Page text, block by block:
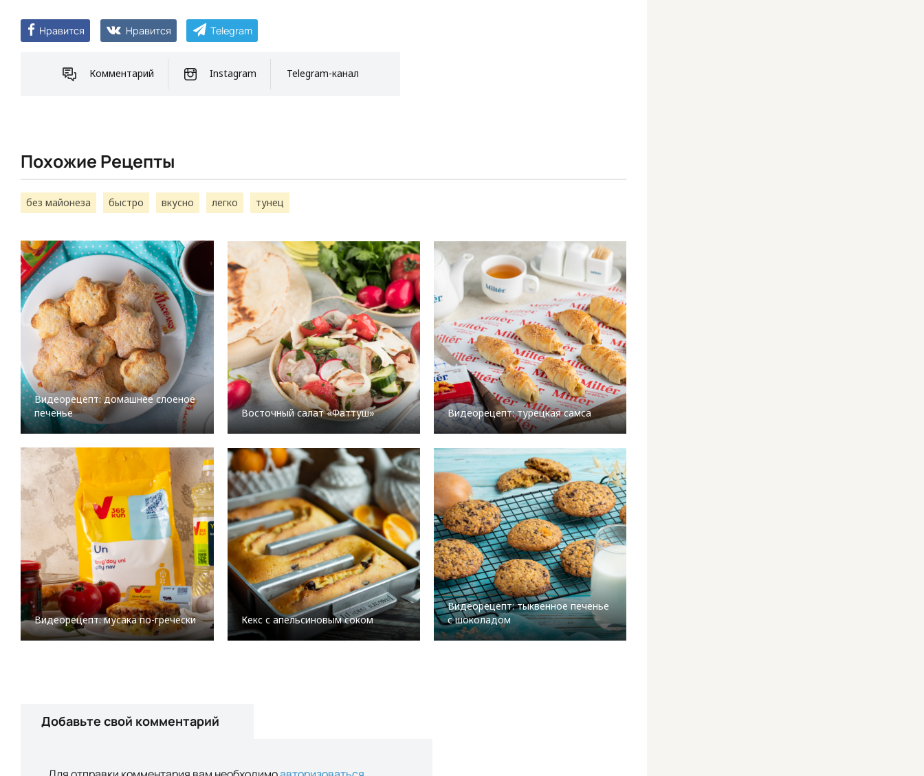
Нравится Нравится Telegram
Комментарий Instagram Telegram-канал
Похожие Рецепты
без майонеза быстро вкусно легко тунец
Видеорецепт: домашнее слоеное
печенье
Восточный салат «Фаттуш» Видеорецепт: турецкая самса
Видеорецепт: мусака по-гречески Кекс с апельсиновым соком
Видеорецепт: тыквенное печенье
с шоколадом
Добавьте свой комментарий